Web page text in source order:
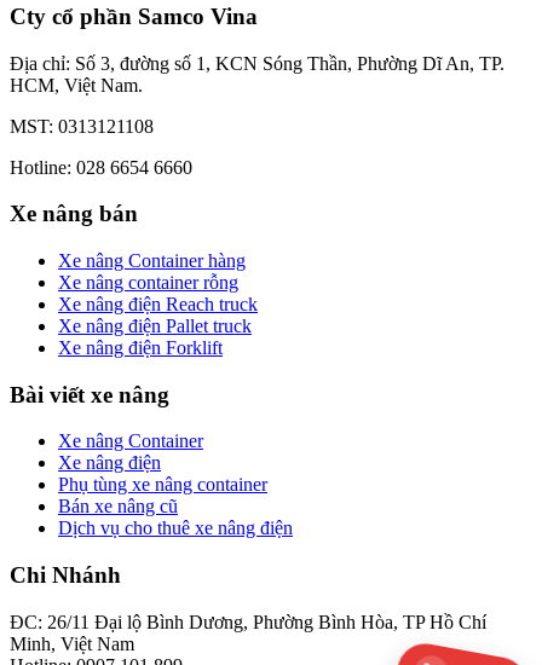
Cty cổ phần Samco Vina
Địa chỉ: Số 3, đường số 1, KCN Sóng Thần, Phường Dĩ An, TP.
HCM, Việt Nam.
MST: 0313121108
Hotline: 028 6654 6660
Xe nâng bán
Xe nâng Container hàng
Xe nâng container rỗng
Xe nâng điện Reach truck
Xe nâng điện Pallet truck
Xe nâng điện Forklift
Bài viết xe nâng
Xe nâng Container
Xe nâng điện
Phụ tùng xe nâng container
Bán xe nâng cũ
Dịch vụ cho thuê xe nâng điện
Chi Nhánh
ĐC: 26/11 Đại lộ Bình Dương, Phường Bình Hòa, TP Hồ Chí
Minh, Việt Nam